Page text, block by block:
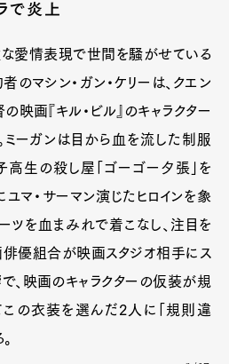
で炎上
愛情表現で世間を騒がせている
者のマシン・ガン・ケリーは、クエン
映画『キル・ビル』のキャラクター
ミーガンは目から血を流した制服
生の殺し屋「ゴーゴー夕張」を
マ・サーマン演じたヒロインを象
ツを血まみれで着こなし、注目を
俳優組合が映画スタジオ相手にス
、映画のキャラクターの仮装が規
の衣装を選んだ2人に「規則違